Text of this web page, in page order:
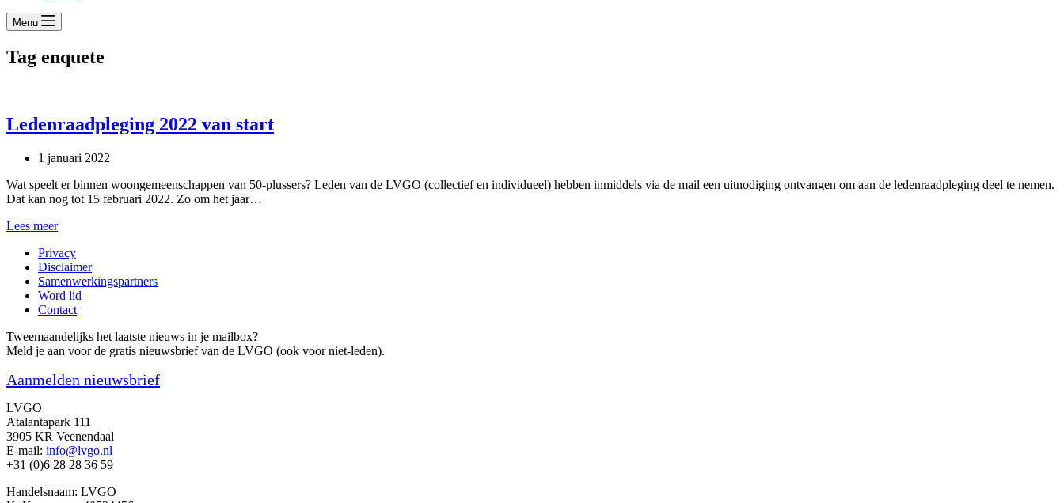
Menu
Tag enquete
Ledenraadpleging 2022 van start
1 januari 2022
Wat speelt er binnen woongemeenschappen van 50-plussers? Leden van de LVGO (collectief en individueel) hebben inmiddels via de mail een uitnodiging ontvangen om aan de ledenraadpleging deel te nemen.
Dat kan nog tot 15 februari 2022. Zo om het jaar…
Lees meerLedenraadpleging
van
start
Privacy
Disclaimer
Samenwerkingspartners
Word lid
Contact
Tweemaandelijks het laatste nieuws in je mailbox?
Meld je aan voor de gratis nieuwsbrief van de LVGO (ook voor niet-leden).
Aanmelden nieuwsbrief
LVGO
Atalantapark 111
3905 KR Veenendaal
E-mail: info@lvgo.nl
+31 (0)6 28 28 36 59
Handelsnaam: LVGO